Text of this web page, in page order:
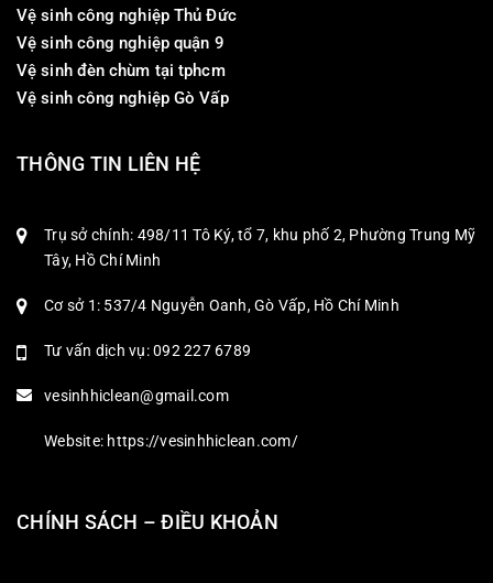
Vệ sinh công nghiệp Thủ Đức
Vệ sinh công nghiệp quận 9
Vệ sinh đèn chùm tại tphcm
Vệ sinh công nghiệp Gò Vấp
THÔNG TIN LIÊN HỆ
Trụ sở chính: 498/11 Tô Ký, tổ 7, khu phố 2, Phường Trung Mỹ
Tây, Hồ Chí Minh
Cơ sở 1: 537/4 Nguyễn Oanh, Gò Vấp, Hồ Chí Minh
Tư vấn dịch vụ: 092 227 6789
vesinhhiclean@gmail.com
Website: https://vesinhhiclean.com/
CHÍNH SÁCH – ĐIỀU KHOẢN